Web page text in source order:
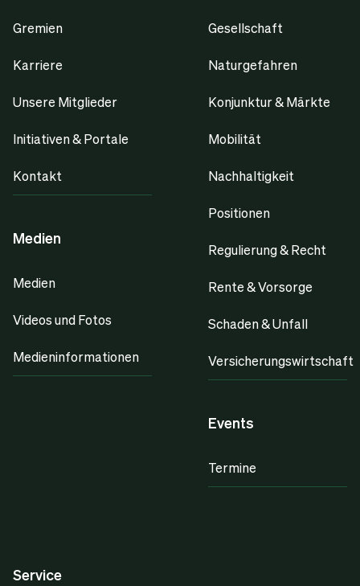
Gremien
Karriere
Unsere Mitglieder
Initiativen & Portale
Kontakt
Medien
Medien
Videos und Fotos
Medieninformationen
Gesellschaft
Naturgefahren
Konjunktur & Märkte
Mobilität
Nachhaltigkeit
Positionen
Regulierung & Recht
Rente & Vorsorge
Schaden & Unfall
Versicherungswirtschaft
Events
Termine
Service